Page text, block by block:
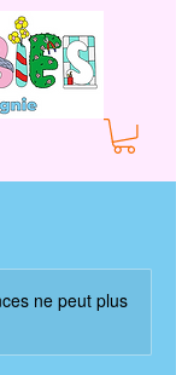
ne peut plus